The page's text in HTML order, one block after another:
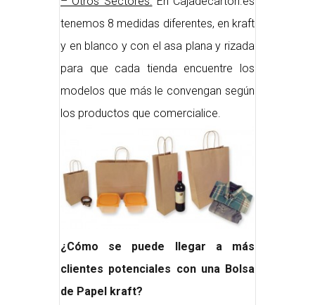
tenemos 8 medidas diferentes, en kraft
y en blanco y con el asa plana y rizada
para que cada tienda encuentre los
modelos que más le convengan según
los productos que comercialice.
¿Cómo se puede llegar a más
clientes potenciales con una Bolsa
de Papel kraft?